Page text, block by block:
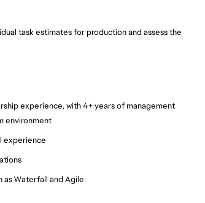
task estimates for production and assess the
experience, with 4+ years of management
environment
experience
Waterfall and Agile